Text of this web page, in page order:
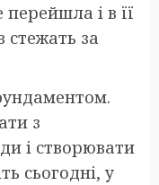
і в її
стежать за
з
і створювати
сьогодні, у